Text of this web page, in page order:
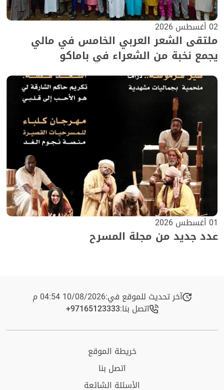
02 أغسطس 2026
ملتقى الشعر العربي الخامس في مالي
يجمع نخبة من الشعراء في باماكو
01 أغسطس 2026
عدد جديد من مجلة المسرح
آخر تحديث للموقع في:10/08/2026 04:54 م
اتصل بنا:+97165123333​
خريطة الموقع
اتصل بنا
الأسئلة الشائعة